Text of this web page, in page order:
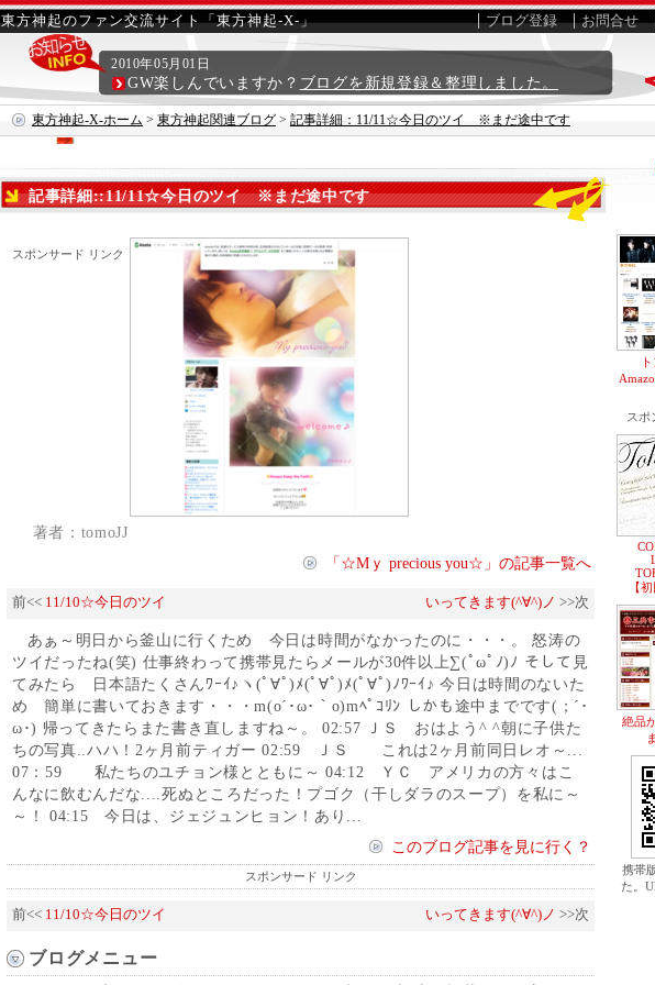
東方神起のファン交流サイト「東方神起-X-」
東方神起-X-ホーム > 東方神起関連ブログ > 記事詳細：11/11☆今日のツイ ※まだ途中です
ブログ登録 お問合せ
2010年05月01日
GW楽しんでいますか？ ブログを新規登録＆整理しました。
記事詳細::11/11☆今日のツイ ※まだ途中です
スポンサード リンク
著者：tomoJJ
「☆Mｙ precious you☆」の記事一覧へ
前<< 11/10☆今日のツイ いってきます(^∀^)ノ >>次
あぁ～明日から釜山に行くため 今日は時間がなかったのに・・・。 怒涛の
ツイだったね(笑) 仕事終わって携帯見たらメールが30件以上∑(ﾟωﾟﾉ)ﾉ そして見
てみたら 日本語たくさんﾜｰｲ♪ヽ(ﾟ∀ﾟ)ﾒ(ﾟ∀ﾟ)ﾒ(ﾟ∀ﾟ)ﾉﾜｰｲ♪ 今日は時間のないた
め 簡単に書いておきます・・・m(o´･ω･｀o)mﾍﾟｺﾘﾝ しかも途中までです(；´･
ω･) 帰ってきたらまた書き直しますね～。 02:57 ＪＳ おはよう^ ^朝に子供た
ちの写真..ハハ！2ヶ月前ティガー 02:59 ＪＳ これは2ヶ月前同日レオ～...
07：59 私たちのユチョン様とともに～ 04:12 ＹＣ アメリカの方々はこ
んなに飲むんだな....死ぬところだった！プゴク（干しダラのスープ）を私に～
～！ 04:15 今日は、ジェジュンヒョン！あり...
このブログ記事を見に行く？
スポンサード リンク
前<< 11/10☆今日のツイ いってきます(^∀^)ノ >>次
ブログメニュー
スポ
【
絶品
携帯
た。